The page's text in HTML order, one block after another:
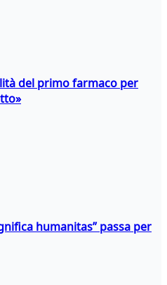
del primo farmaco per
humanitas” passa per